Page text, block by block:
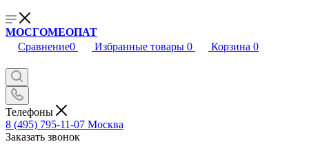
МОСГОМЕОПАТ
Сравнение0 Избранные товары 0 Корзина 0
Телефоны
8 (495) 795-11-07 Москва
Заказать звонок